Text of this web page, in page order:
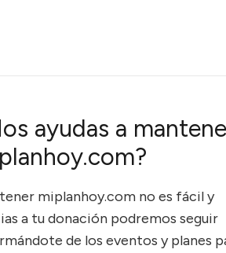
ayudas a
miplanhoy.com no es fácil y
a tu donación podremos seguir
de los eventos y planes